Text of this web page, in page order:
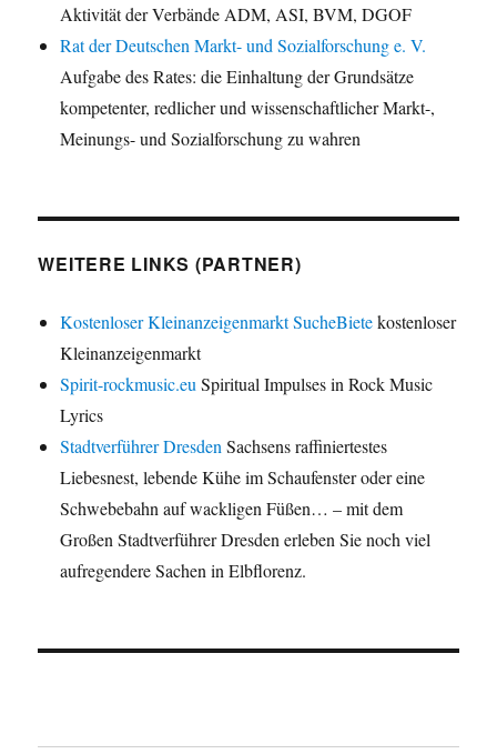
Aktivität der Verbände ADM, ASI, BVM, DGOF
Rat der Deutschen Markt- und Sozialforschung e. V.
Aufgabe des Rates: die Einhaltung der Grundsätze
kompetenter, redlicher und wissenschaftlicher Markt-,
Meinungs- und Sozialforschung zu wahren
WEITERE LINKS (PARTNER)
Kostenloser Kleinanzeigenmarkt SucheBietekostenloser
Kleinanzeigenmarkt
Spirit-rockmusic.eu Spiritual Impulses in Rock Music
Lyrics
Stadtverführer Dresden Sachsens raffiniertestes
Liebesnest, lebende Kühe im Schaufenster oder eine
Schwebebahn auf wackligen Füßen… – mit dem
Großen Stadtverführer Dresden erleben Sie noch viel
aufregendere Sachen in Elbflorenz.